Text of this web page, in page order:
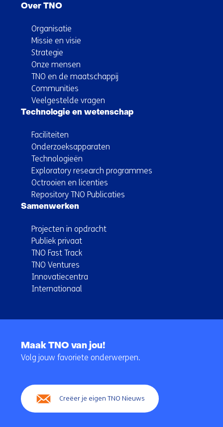
Over TNO
Organisatie
Missie en visie
Strategie
Onze mensen
TNO en de maatschappij
Communities
Veelgestelde vragen
Technologie en wetenschap
Faciliteiten
Onderzoeksapparaten
Technologieën
Exploratory research programmes
Octrooien en licenties
Repository TNO Publicaties
Samenwerken
Projecten in opdracht
Publiek privaat
TNO Fast Track
TNO Ventures
Innovatiecentra
Internationaal
navigatie
Maak TNO van jou!
Volg jouw favoriete onderwerpen.
Creëer je eigen TNO Nieuws